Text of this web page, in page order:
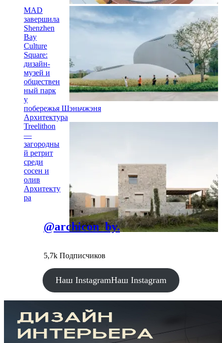
MAD
завершила
Shenzhen
Bay
Culture
Square:
дизайн-
музей и
обществен
ный парк
у
побережья Шэньчжэня
Архитектура
Treelithon
—
загородны
й ретрит
среди
сосен и
олив
Архитекту
ра
@archicon_by.
5,7k Подписчиков
Наш InstagramНаш Instagram